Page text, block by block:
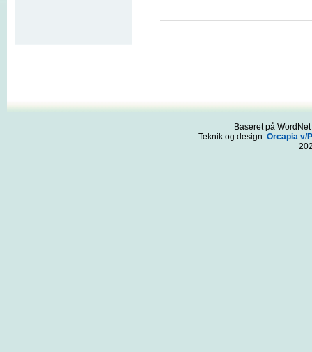
Baseret på
Teknik og design: Orcapia v/